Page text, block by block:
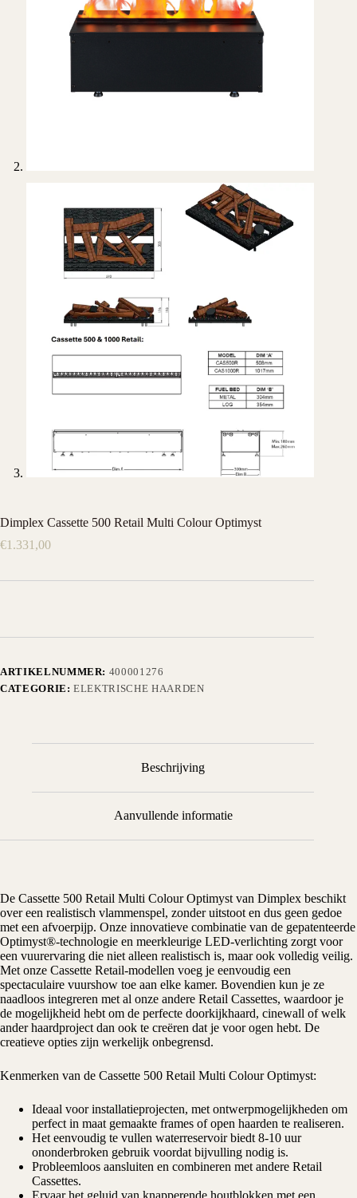
Dimplex Cassette 500 Retail Multi Colour Optimyst
€1.331,00
ARTIKELNUMMER: 400001276
CATEGORIE:ELEKTRISCHE HAARDEN
Beschrijving
Aanvullende informatie
De Cassette 500 Retail Multi Colour Optimyst van Dimplex beschikt
over een realistisch vlammenspel, zonder uitstoot en dus geen gedoe
met een afvoerpijp. Onze innovatieve combinatie van de gepatenteerde
Optimyst®-technologie en meerkleurige LED-verlichting zorgt voor
een vuurervaring die niet alleen realistisch is, maar ook volledig veilig.
Met onze Cassette Retail-modellen voeg je eenvoudig een
spectaculaire vuurshow toe aan elke kamer. Bovendien kun je ze
naadloos integreren met al onze andere Retail Cassettes, waardoor je
de mogelijkheid hebt om de perfecte doorkijkhaard, cinewall of welk
ander haardproject dan ook te creëren dat je voor ogen hebt. De
creatieve opties zijn werkelijk onbegrensd.
Kenmerken van de Cassette 500 Retail Multi Colour Optimyst:
Ideaal voor installatieprojecten, met ontwerpmogelijkheden om
perfect in maat gemaakte frames of open haarden te realiseren.
Het eenvoudig te vullen waterreservoir biedt 8-10 uur
ononderbroken gebruik voordat bijvulling nodig is.
Probleemloos aansluiten en combineren met andere Retail
Cassettes.